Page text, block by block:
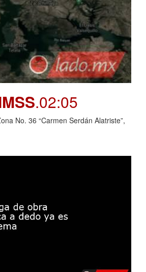
.02:05
No. 36 “Carmen Serdán Alatriste”,